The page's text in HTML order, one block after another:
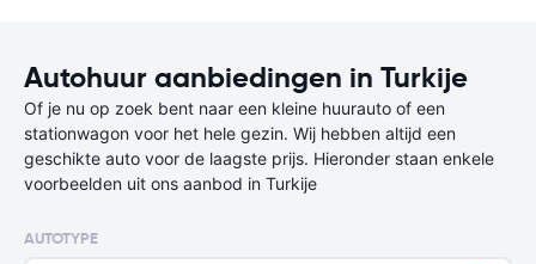
Autohuur aanbiedingen in Turkije
Of je nu op zoek bent naar een kleine huurauto of een
stationwagon voor het hele gezin. Wij hebben altijd een
geschikte auto voor de laagste prijs. Hieronder staan enkele
voorbeelden uit ons aanbod in Turkije
AUTOTYPE